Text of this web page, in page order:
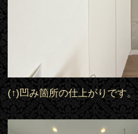
(↑)凹み箇所の仕上がりです。